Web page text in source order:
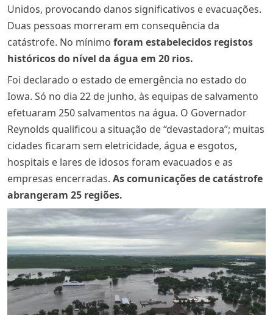
Unidos, provocando danos significativos e evacuações.
Duas pessoas morreram em consequência da
catástrofe. No mínimo foram estabelecidos registos
históricos do nível da água em 20 rios.
Foi declarado o estado de emergência no estado do
Iowa. Só no dia 22 de junho, às equipas de salvamento
efetuaram 250 salvamentos na água. O Governador
Reynolds qualificou a situação de “devastadora”; muitas
cidades ficaram sem eletricidade, água e esgotos,
hospitais e lares de idosos foram evacuados e as
empresas encerradas. As comunicações de catástrofe
abrangeram 25 regiões.